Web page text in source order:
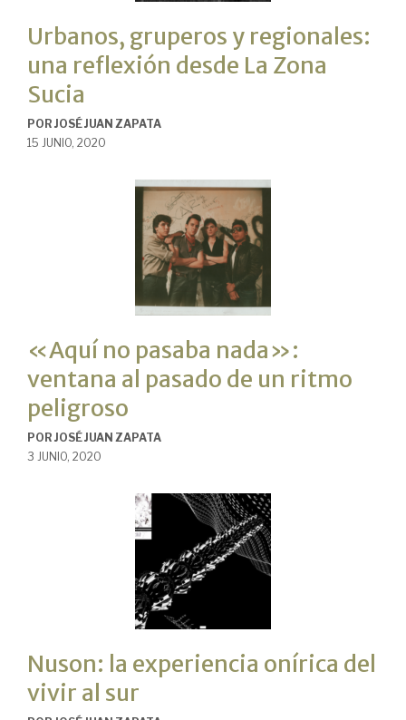
Urbanos, gruperos y regionales:
una reflexión desde La Zona
Sucia
POR JOSÉ JUAN ZAPATA
15 JUNIO, 2020
«Aquí no pasaba nada»:
ventana al pasado de un ritmo
peligroso
POR JOSÉ JUAN ZAPATA
3 JUNIO, 2020
Nuson: la experiencia onírica del
vivir al sur